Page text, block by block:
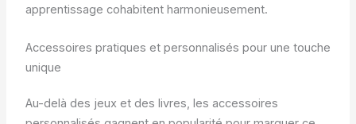
apprentissage cohabitent harmonieusement.
Accessoires pratiques et personnalisés pour une touche
unique
Au-delà des jeux et des livres, les accessoires